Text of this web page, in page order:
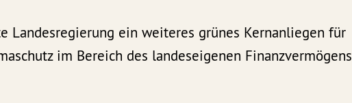
Landesregierung ein weiteres grünes Kernanliegen für
im Bereich des landeseigenen Finanzvermögens